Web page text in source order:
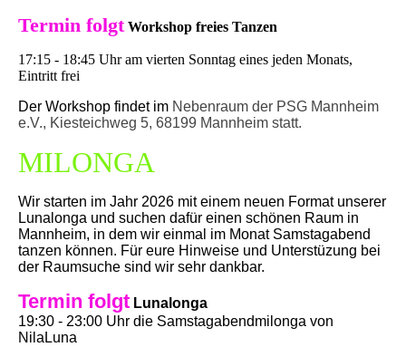
Termin folgtWorkshop freies Tanzen
17:15 - 18:45 Uhr am vierten Sonntag eines jeden Monats,
Eintritt frei
Der Workshop findet im Nebenraum der PSG Mannheim
e.V., Kiesteichweg 5, 68199 Mannheim statt.
MILONGA
Wir starten im Jahr 2026 mit einem neuen Format unserer
Lunalonga und suchen dafür einen schönen Raum in
Mannheim, in dem wir einmal im Monat Samstagabend
tanzen können. Für eure Hinweise und Unterstüzung bei
der Raumsuche sind wir sehr dankbar.
Termin folgt Lunalonga
19:30 - 23:00 Uhr die Samstagabendmilonga von
NilaLuna